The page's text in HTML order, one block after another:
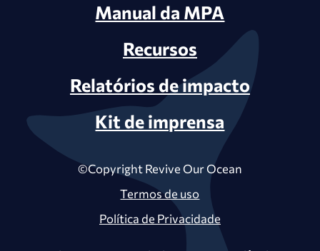
Manual da MPA
Recursos
Relatórios de impacto
Kit de imprensa
©Copyright Revive Our Ocean
Termos de uso
Política de Privacidade